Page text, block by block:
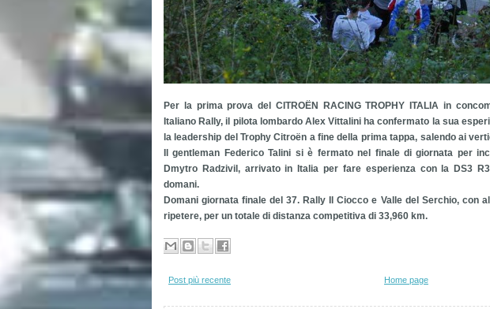
Per la prima prova del CITROËN RACING TROPHY ITALIA in
Italiano Rally, il pilota lombardo Alex Vittalini ha confermato la sua
la leadership del Trophy Citroën a fine della prima tappa, salendo ai
Il gentleman Federico Talini si è fermato nel finale di giornata per
Dmytro Radzivil, arrivato in Italia per fare esperienza con la DS3
domani.
Domani giornata finale del 37. Rally Il Ciocco e Valle del Serchio, con
ripetere, per un totale di distanza competitiva di 33,960 km.
Post più recente Home page